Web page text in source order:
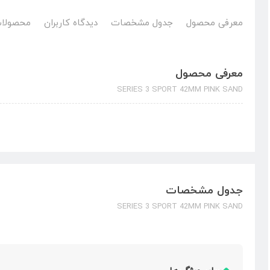
معرفی محصول جدول مشخصات دیدگاه کاربران
معرفی محصول
SERIES 3 SPORT 42MM PINK SAND
جدول مشخصات
SERIES 3 SPORT 42MM PINK SAND